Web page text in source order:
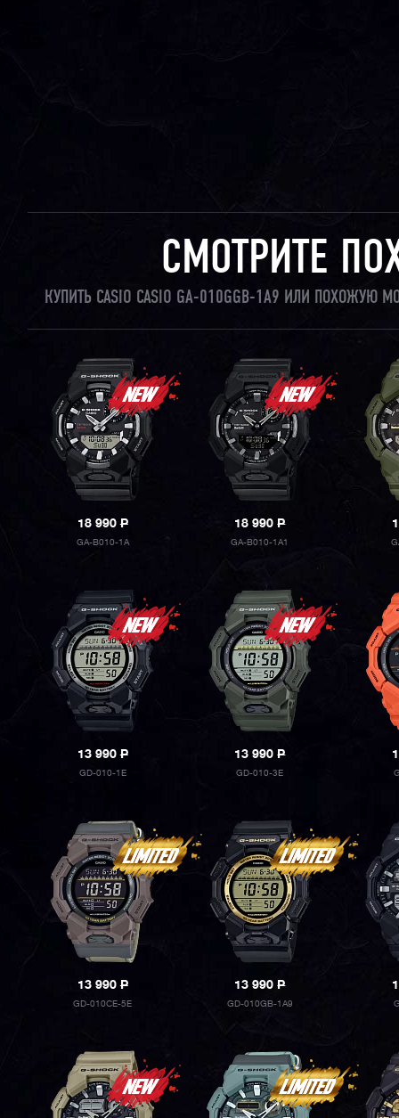
СМОТРИТЕ
КУПИТЬ CASIO CASIO GA-010GGB-1A9 ИЛИ ПОХОЖУЮ
18 990P
GA-B010-1A
18 990P
GA-B010-1A1
13 990P
GD-010-1E
13 990P
GD-010-3E
13 990P
GD-010CE-5E
13 990P
GD-010GB-1A9